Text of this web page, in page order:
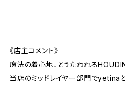
《店主コメント》
魔法の着心地、とうたわれる
当店のミッドレイヤー部門でyetina